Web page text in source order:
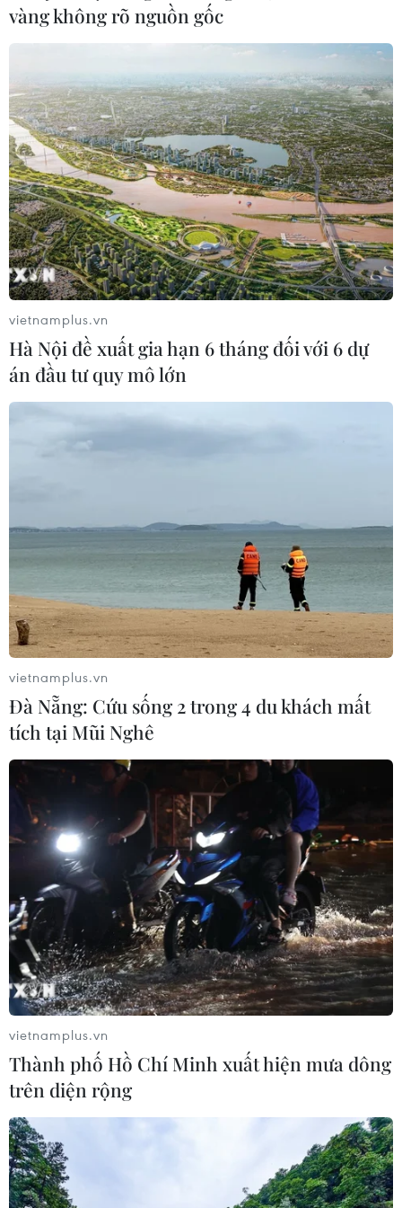
kinh nghiêm trọng.
Sinh viên Mỹ Otto Warmbier trở về từ
Triều Tiên đã qua đời
Otto Warmbier, nam sinh viên bị giam giữ 17 tháng tại
Triều Tiên trước khi được trở về Mỹ trong tình trạng hôn
vàng không rõ nguồn gốc
vietnamplus.vn
Hà Nội đề xuất gia hạn 6 tháng đối với 6 dự
án đầu tư quy mô lớn
vietnamplus.vn
Đà Nẵng: Cứu sống 2 trong 4 du khách mất
tích tại Mũi Nghê
vietnamplus.vn
Thành phố Hồ Chí Minh xuất hiện mưa dông
trên diện rộng